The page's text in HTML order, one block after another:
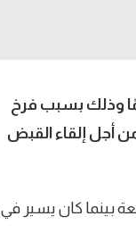
السعي وراء إلقاء القبض على رجل يبلغ من العمر 60 عامًا وذلك بسبب فرخ
أجل إلقاء القبض
بينما كان يسير في